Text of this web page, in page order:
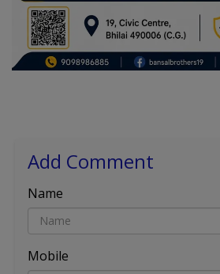
Add Comment
Name
Mobile